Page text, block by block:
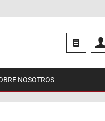
NOSOTROS